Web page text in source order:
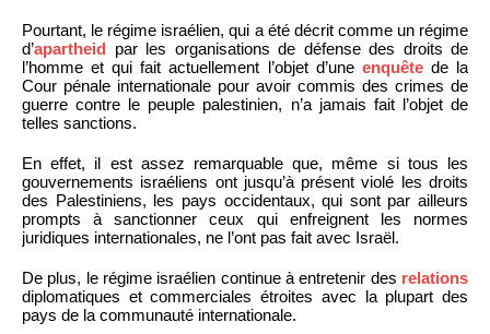
Pourtant, le régime israélien, qui a été décrit comme un régime
d’apartheid par les organisations de défense des droits de
l’homme et qui fait actuellement l’objet d’une enquêtede la
Cour pénale internationale pour avoir commis des crimes de
guerre contre le peuple palestinien, n’a jamais fait l’objet de
telles sanctions.
En effet, il est assez remarquable que, même si tous les
gouvernements israéliens ont jusqu’à présent violé les droits
des Palestiniens, les pays occidentaux, qui sont par ailleurs
prompts à sanctionner ceux qui enfreignent les normes
juridiques internationales, ne l’ont pas fait avec Israël.
De plus, le régime israélien continue à entretenir des relations
diplomatiques et commerciales étroites avec la plupart des
pays de la communauté internationale.